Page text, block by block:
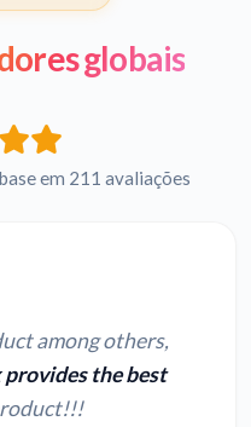
globais
em 211 avaliações
among others,
provides the best